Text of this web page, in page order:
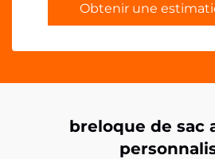
Obtenir une
breloque de sac